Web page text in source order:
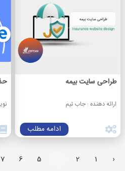
طراحی سایت بیمه
ارائه دهنده : جاب تیم
ادامه مطلب
‹
1
2
5
6
7